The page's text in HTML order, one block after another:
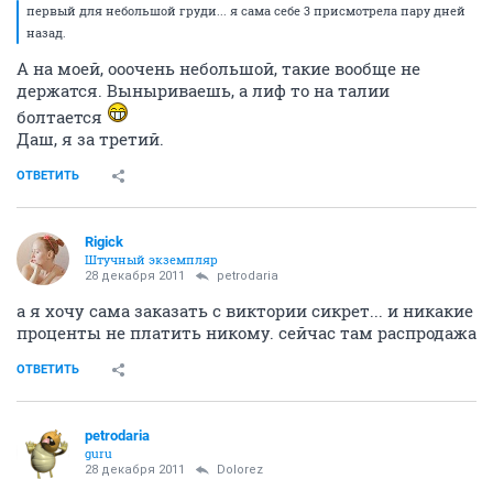
первый для небольшой груди... я сама себе 3 присмотрела пару дней
назад.
А на моей, ооочень небольшой, такие вообще не
держатся. Выныриваешь, а лиф то на талии
болтается
Даш, я за третий.
ОТВЕТИТЬ
Rigick
Штучный экземпляр
28 декабря 2011 petrodaria
а я хочу сама заказать с виктории сикрет... и никакие
проценты не платить никому. сейчас там распродажа
ОТВЕТИТЬ
petrodaria
guru
28 декабря 2011 Dolorez